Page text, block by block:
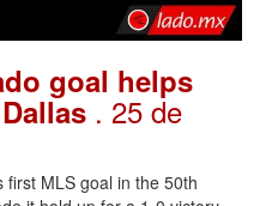
goal helps
. 25 de
MLS goal in the 50th